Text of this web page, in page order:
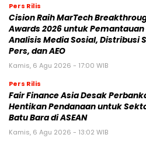
Pers Rilis
Cision Raih MarTech
Awards 2026 untuk Pemantauan
Analisis Media Sosial, Distribusi
Pers, dan AEO
Kamis, 6 Agu 2026 - 17:00 WIB
Pers Rilis
Fair Finance Asia Desak
Hentikan Pendanaan untuk
Batu Bara di ASEAN
Kamis, 6 Agu 2026 - 13:02 WIB